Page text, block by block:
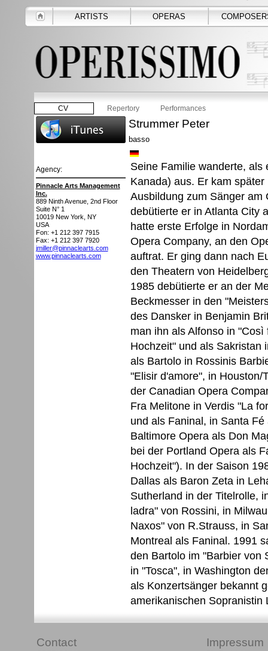
ARTISTS OPERAS
CV Repertory Performances
Agency:
Pinnacle Arts Management
Inc.
889 Ninth Avenue, 2nd Floor
Suite N° 1
10019 New York, NY
USA
Fon: +1 212 397 7915
Fax: +1 212 397 7920
jmiller@pinnaclearts.com
www.pinnaclearts.com
Strummer Peter
basso
Seine Familie wanderte, als
Kanada) aus. Er kam
Ausbildung zum Sänger am
debütierte er in Atlanta City
hatte erste Erfolge in
Opera Company, an den
auftrat. Er ging dann nach
den Theatern von
1985 debütierte er an der
Beckmesser in den
des Dansker in Benjamin
man ihn als Alfonso in
Hochzeit" und als Sakristan
als Bartolo in Rossinis
"Elisir d'amore", in Houston/
der Canadian Opera
Fra Melitone in Verdis "La
und als Faninal, in Santa
Baltimore Opera als Don
bei der Portland Opera als
Hochzeit"). In der Saison
Dallas als Baron Zeta in
Sutherland in der Titelrolle,
ladra" von Rossini, in
Naxos" von R.Strauss, in
Montreal als Faninal. 1991
den Bartolo im "Barbier von
in "Tosca", in Washington
als Konzertsänger bekannt
amerikanischen Sopranistin
Contact Impressum